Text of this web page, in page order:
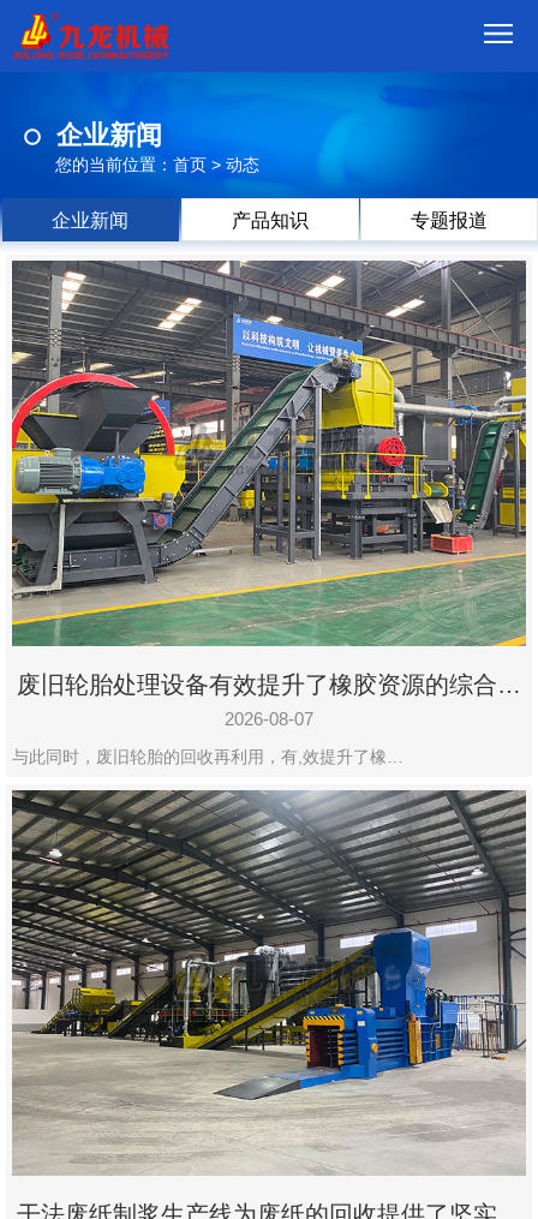
品
视
频
现
场
方
案
动
态
联
系
郑
州
市
九
设
有
限
公
司
豫
ICP
备
19020390
号-1
企业新闻
您的当前位置： 首页 > 动态
企业新闻 产品知识 专题报道
废旧轮胎处理设备有效提升了橡胶资源的综合利
用率
2026-08-07
与此同时，废旧轮胎的回收再利用，有,效提升了橡…